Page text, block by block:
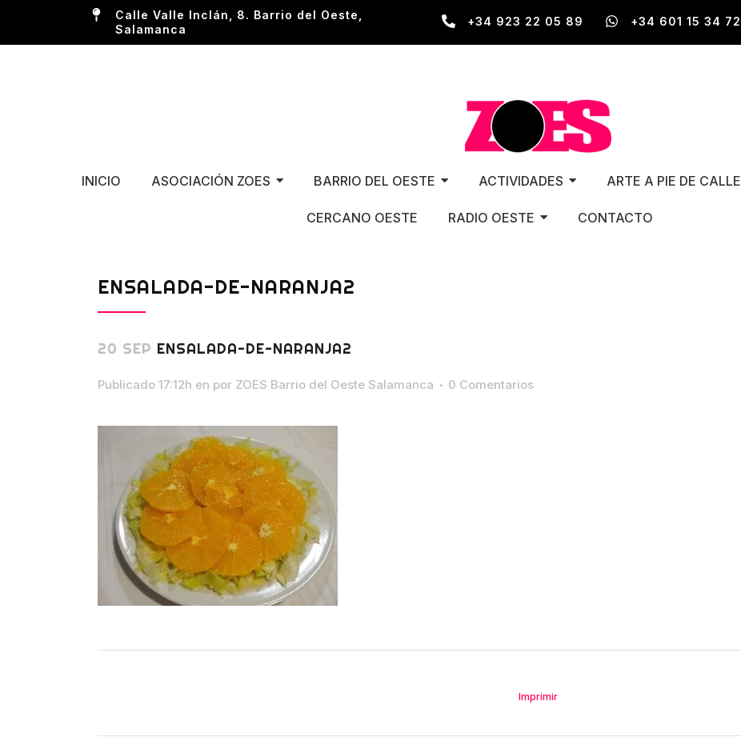
Calle Valle Inclán, 8. Barrio del Oeste,
Salamanca
+34 923 22 05 89 +34 601 15 34 72
INICIO ASOCIACIÓN ZOES BARRIO DEL OESTE ACTIVIDADES ARTE A PIE DE CALLE
CERCANO OESTE RADIO OESTE CONTACTO
ENSALADA-DE-NARANJA2
20 SEP ENSALADA-DE-NARANJA2
Publicado 17:12h en por ZOES Barrio del Oeste Salamanca 0 Comentarios
Imprimir